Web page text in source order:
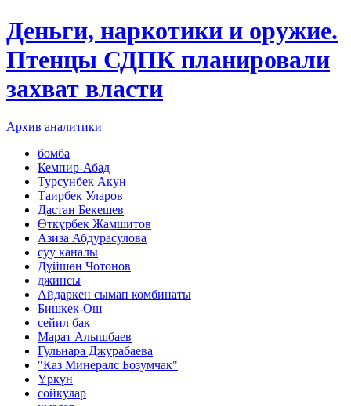
Деньги, наркотики и оружие.
Птенцы СДПК планировали
захват власти
Архив аналитики
бомба
Кемпир-Абад
Турсунбек Акун
Таирбек Уларов
Дастан Бекешев
Өткүрбек Жамшитов
Азиза Абдурасулова
суу каналы
Дүйшөн Чотонов
джинсы
Айдаркен сымап комбинаты
Бишкек-Ош
сейил бак
Марат Алышбаев
Гульнара Джурабаева
"Каз Минералс Бозумчак"
Үркүн
сойкулар